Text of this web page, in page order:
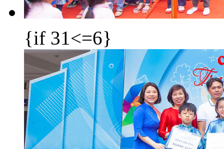
{if 31<=6}